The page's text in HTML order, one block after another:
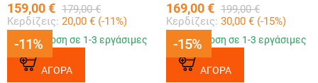
-11%
159,00€ 179,00 €
Κερδίζεις: 20,00 € (-11%)
-11%
Παράδοση σε 1-3 εργάσιμες
ΑΓΟΡΑ
-15%
169,00€ 199,00 €
Κερδίζεις: 30,00 € (-15%)
-15%
Παράδοση σε 1-3 εργάσιμες
ΑΓΟΡΑ